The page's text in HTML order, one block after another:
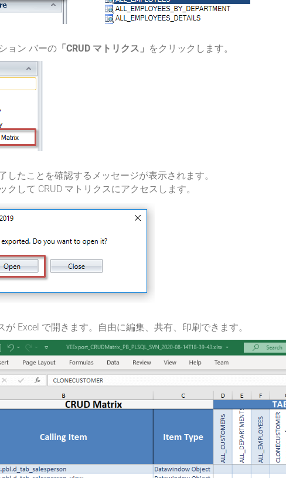
ョン バーの 「CRUD マトリクス」 をクリックします。
したことを確認するメッセージが表示されます。
クして CRUD マトリクスにアクセスします。
が Excel で開きます。自由に編集、共有、印刷できます。